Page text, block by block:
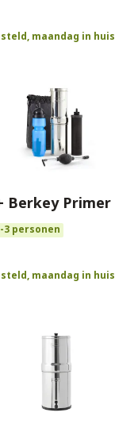
maandag in huis
Berkey Primer
3 personen
maandag in huis